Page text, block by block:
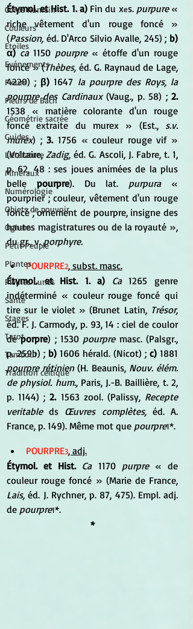
Corps humain
Couleurs
Etoiles
Evénements
Fleurs
Fleurs de Bach
Géométrie sacrée
Guides
Littérature
Minéraux
Numérologie
Objets de pouvoir
Ogham
Petit Peuple
Plantes
Pleines Lunes
Santé
Stages
Tarot
Tambour
Tradition celtique
Étymol. et Hist. 1. a) Fin du xes. purpure «
riche vêtement d'un rouge foncé »
(Passion, éd. D'Arco Silvio Avalle, 245) ; b)
α) ca 1150 pourpre « étoffe d'un rouge
foncé » (Thèbes, éd. G. Raynaud de Lage,
4220) ; β) 1647 la pourpre des Roys, la
pourpre des Cardinaux (Vaug., p. 58) ; 2.
1538 « matière colorante d'un rouge
foncé extraite du murex » (Est., s.v.
murex) ; 3. 1756 « couleur rouge vif »
(Voltaire, Zadig, éd. G. Ascoli, J. Fabre, t. 1,
p. 62, 48 : ses joues animées de la plus
belle pourpre). Du lat. purpura «
pourprier ; couleur, vêtement d'un rouge
foncé ; ornement de pourpre, insigne des
hautes magistratures ou de la royauté »,
du gr., v. porphyre.
POURPRE2, subst. masc.
Étymol. et Hist. 1. a) Ca 1265 genre
indéterminé « couleur rouge foncé qui
tire sur le violet » (Brunet Latin, Trésor,
éd. F. J. Carmody, p. 93, 14 : ciel de coulor
de porpre) ; 1530 pourpre masc. (Palsgr.,
p. 259b) ; b) 1606 hérald. (Nicot) ; c)
pourpre rétinien (H. Beaunis, Nouv. élém.
de physiol. hum., Paris, J.-B. Baillière, t. 2,
p. 1144) ; 2. 1563 zool. (Palissy, Recepte
veritable ds Œuvres complètes, éd. A.
France, p. 149). Même mot que pourpre1*.
POURPRE3, adj.
Étymol. et Hist. Ca 1170 purpre « de
Lais, éd. J. Rychner, p. 87, 475). Empl. adj.
de pourpre1*.
*